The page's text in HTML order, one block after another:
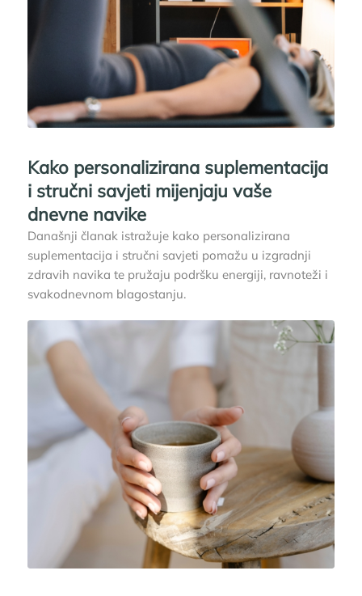
Kako personalizirana suplementacija
i stručni savjeti mijenjaju vaše
dnevne navike
Današnji članak istražuje kako personalizirana
suplementacija i stručni savjeti pomažu u izgradnji
zdravih navika te pružaju podršku energiji, ravnoteži i
svakodnevnom blagostanju.